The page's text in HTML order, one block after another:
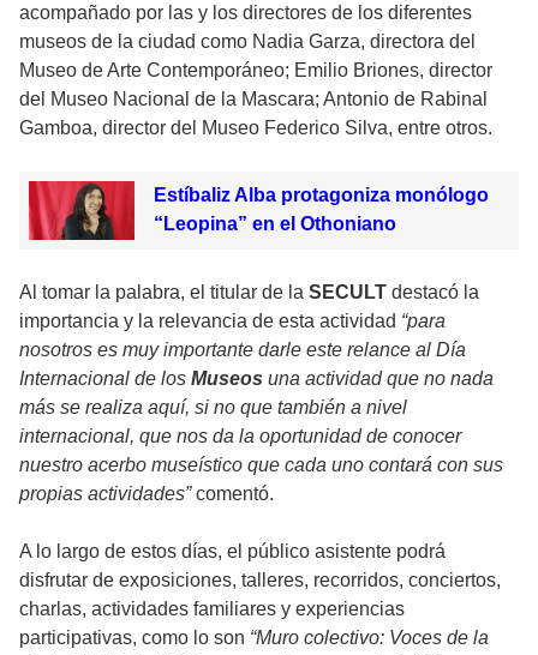
acompañado por las y los directores de los diferentes
museos de la ciudad como Nadia Garza, directora del
Museo de Arte Contemporáneo; Emilio Briones, director
del Museo Nacional de la Mascara; Antonio de Rabinal
Gamboa, director del Museo Federico Silva, entre otros.
Estíbaliz Alba protagoniza monólogo
“Leopina” en el Othoniano
Al tomar la palabra, el titular de la SECULT destacó la
importancia y la relevancia de esta actividad “para
nosotros es muy importante darle este relance al Día
Internacional de los Museos una actividad que no nada
más se realiza aquí, si no que también a nivel
internacional, que nos da la oportunidad de conocer
nuestro acerbo museístico que cada uno contará con sus
propias actividades”comentó.
A lo largo de estos días, el público asistente podrá
disfrutar de exposiciones, talleres, recorridos, conciertos,
charlas, actividades familiares y experiencias
participativas, como lo son “Muro colectivo: Voces de la